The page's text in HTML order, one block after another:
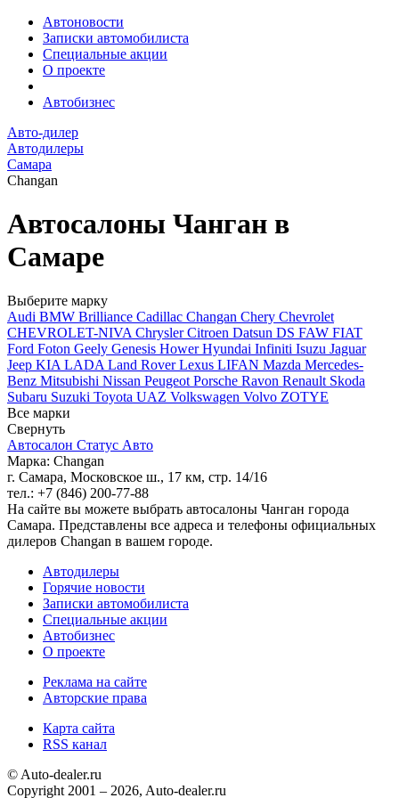
Автоновости
Записки автомобилиста
Специальные акции
О проекте
Автобизнес
Авто-дилер
Автодилеры
Самара
Changan
Автосалоны Чанган в
Самаре
Выберите марку
Audi BMW Brilliance Cadillac Changan Chery Chevrolet
CHEVROLET-NIVA ChryslerCitroen Datsun DS FAW FIAT
Ford Foton Geely Genesis HowerHyundai Infiniti Isuzu Jaguar
Jeep KIA LADA Land RoverLexus LIFAN Mazda Mercedes-
Benz Mitsubishi Nissan Peugeot Porsche Ravon Renault Skoda
Subaru Suzuki Toyota UAZ Volkswagen Volvo ZOTYE
Все марки
Свернуть
Автосалон Статус Авто
Марка: Changan
г. Самара, Московское ш., 17 км, стр. 14/16
тел.: +7 (846) 200-77-88
На сайте вы можете выбрать автосалоны Чанган города
Самара. Представлены все адреса и телефоны официальных
дилеров Changan в вашем городе.
Автодилеры
Горячие новости
Записки автомобилиста
Специальные акции
Автобизнес
О проекте
Реклама на сайте
Авторские права
Карта сайта
RSS канал
© Auto-dealer.ru
Copyright 2001 – 2026, Auto-dealer.ru